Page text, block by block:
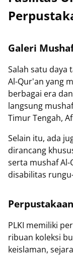
Galeri
Salah satu daya
Al-Qur'an yang
berbagai era
langsung
Timur Tengah,
Selain itu, ada
dirancang
serta mushaf
disabilitas
PLKI memiliki
ribuan koleksi
keislaman,